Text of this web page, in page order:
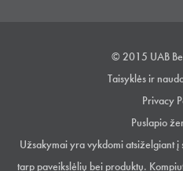
© 2015 UAB
Taisyklės ir
Privacy
Puslapio
Užsakymai yra vykdomi atsiželgiant
tarp paveikslėlių bei produktų.